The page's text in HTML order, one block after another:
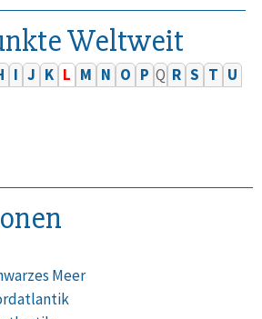
Weltweit
I J K L M N O P Q R S T U
Meer